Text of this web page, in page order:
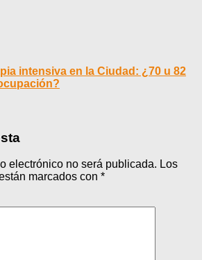
intensiva en la Ciudad: ¿70 u 82
electrónico no será publicada. Los
marcados con *